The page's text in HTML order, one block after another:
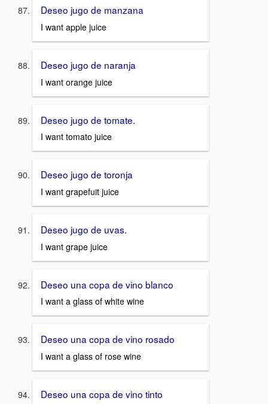
Deseo jugo de manzana
I want apple juice
Deseo jugo de naranja
I want orange juice
Deseo jugo de tomate.
I want tomato juice
Deseo jugo de toronja
I want grapefuit juice
Deseo jugo de uvas.
I want grape juice
Deseo una copa de vino blanco
I want a glass of white wine
Deseo una copa de vino rosado
I want a glass of rose wine
Deseo una copa de vino tinto